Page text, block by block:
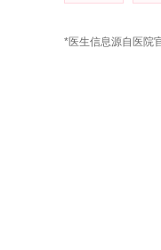
*医生信息源自医院